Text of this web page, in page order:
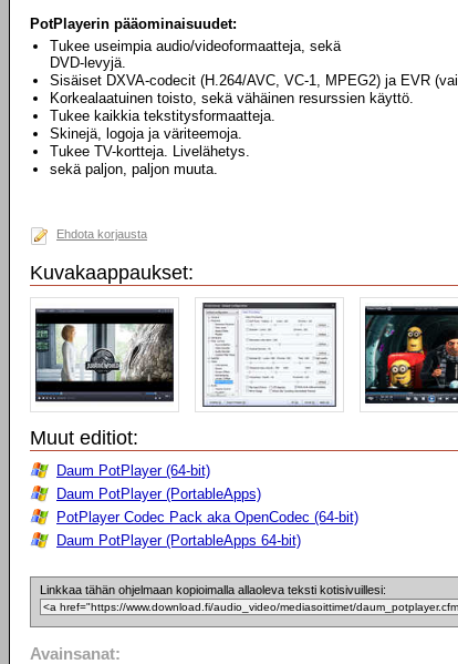
PotPlayerin pääominaisuudet:
Tukee useimpia audio/videoformaatteja, sekä
DVD-levyjä.
Sisäiset DXVA-codecit (H.264/AVC, VC-1, MPEG2) ja EVR
Korkealaatuinen toisto, sekä vähäinen resurssien käyttö.
Tukee kaikkia tekstitysformaatteja.
Skinejä, logoja ja väriteemoja.
Tukee TV-kortteja. Livelähetys.
sekä paljon, paljon muuta.
Ehdota korjausta
Kuvakaappaukset:
Muut editiot:
Daum PotPlayer (64-bit)
Daum PotPlayer (PortableApps)
PotPlayer Codec Pack aka OpenCodec (64-bit)
Daum PotPlayer (PortableApps 64-bit)
Linkkaa tähän ohjelmaan kopioimalla allaoleva teksti kotisivuillesi:
Avainsanat: